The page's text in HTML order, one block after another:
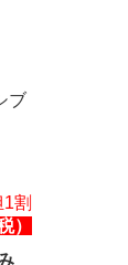
ブ
割
）
み